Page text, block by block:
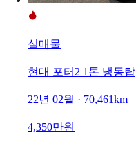
실매물
현대 포터2 1톤 냉동탑
22년 02월 · 70,461km
4,350만원